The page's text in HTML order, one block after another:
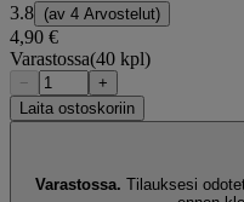
3.8 (av 4 Arvostelut)
4,90 €
Varastossa(40 kpl)
−
+
Laita ostoskoriin
Varastossa. Tilauksesi